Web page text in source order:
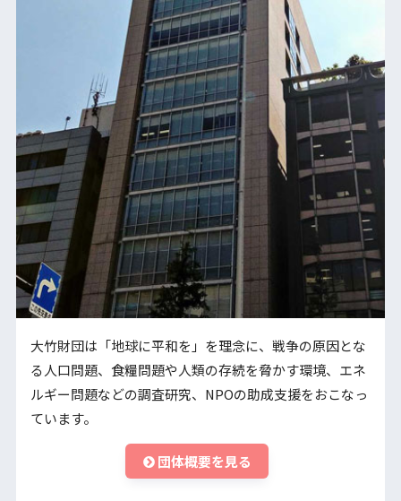
大竹財団は「地球に平和を」を理念に、戦争の原因とな
る人口問題、食糧問題や人類の存続を脅かす環境、エネ
ルギー問題などの調査研究、NPOの助成支援をおこなっ
ています。
団体概要を見る